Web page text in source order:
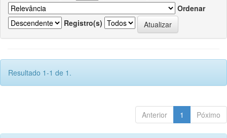
Ordenar
Registro(s)
Resultado 1-1 de 1.
Anterior 1 Póximo